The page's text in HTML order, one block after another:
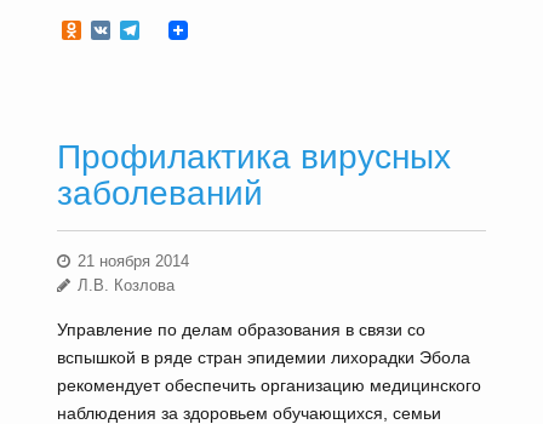
Odnoklassniki
VKTelegram
Профилактика вирусных
заболеваний
21 ноября 2014
Л.В. Козлова
Управление по делам образования в связи со
вспышкой в ряде стран эпидемии лихорадки Эбола
рекомендует обеспечить организацию медицинского
наблюдения за здоровьем обучающихся, семьи